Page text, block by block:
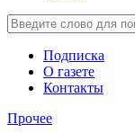
Подписка
О газете
Контакты
Прочее